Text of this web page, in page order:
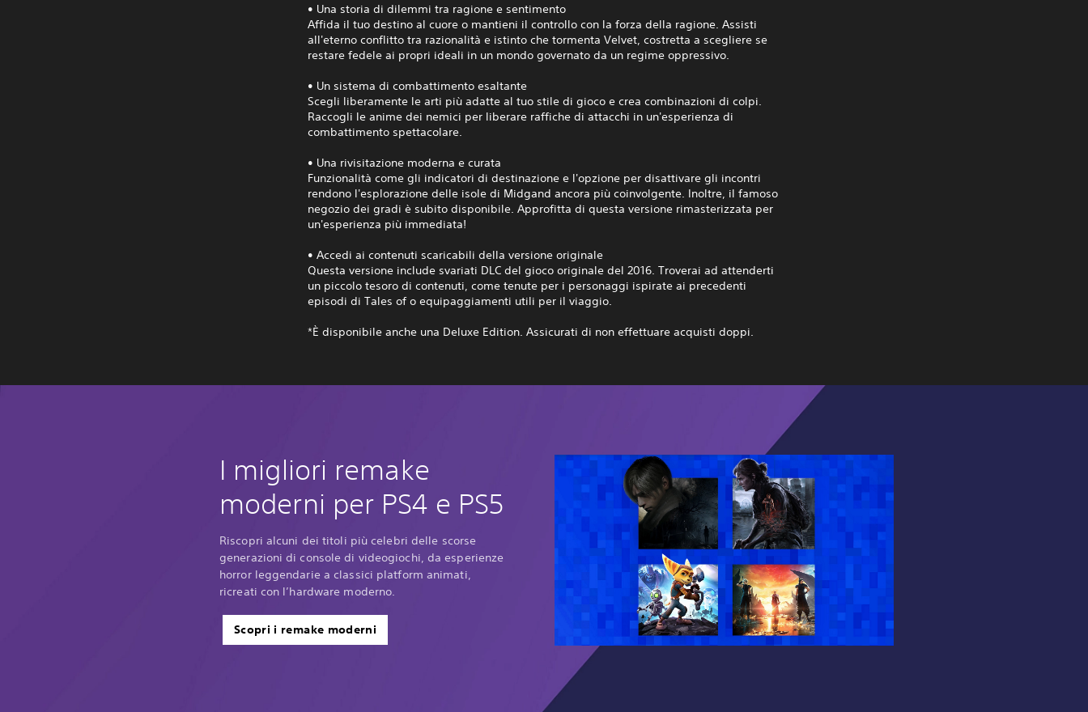
• Una storia di dilemmi tra ragione e sentimento
Affida il tuo destino al cuore o mantieni il controllo con la forza della ragione. Assisti
all'eterno conflitto tra razionalità e istinto che tormenta Velvet, costretta a scegliere se
restare fedele ai propri ideali in un mondo governato da un regime oppressivo.
• Un sistema di combattimento esaltante
Scegli liberamente le arti più adatte al tuo stile di gioco e crea combinazioni di colpi.
Raccogli le anime dei nemici per liberare raffiche di attacchi in un'esperienza di
combattimento spettacolare.
• Una rivisitazione moderna e curata
Funzionalità come gli indicatori di destinazione e l'opzione per disattivare gli incontri
rendono l'esplorazione delle isole di Midgand ancora più coinvolgente. Inoltre, il famoso
negozio dei gradi è subito disponibile. Approfitta di questa versione rimasterizzata per
un'esperienza più immediata!
• Accedi ai contenuti scaricabili della versione originale
Questa versione include svariati DLC del gioco originale del 2016. Troverai ad attenderti
un piccolo tesoro di contenuti, come tenute per i personaggi ispirate ai precedenti
episodi di Tales of o equipaggiamenti utili per il viaggio.
*È disponibile anche una Deluxe Edition. Assicurati di non effettuare acquisti doppi.
I migliori remake
moderni per PS4 e PS5
Riscopri alcuni dei titoli più celebri delle scorse
generazioni di console di videogiochi, da esperienze
horror leggendarie a classici platform animati,
ricreati con l’hardware moderno.
Scopri i remake moderni